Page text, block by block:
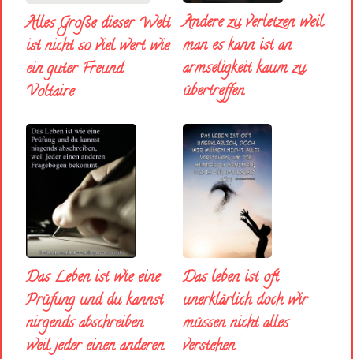
Alles Große dieser Welt
ist nicht so viel wert wie
ein guter Freund
Voltaire
Andere zu verletzen weil
man es kann ist an
armseligkeit kaum zu
übertreffen
Das Leben ist wie eine
Prüfung und du kannst
nirgends abschreiben
weil jeder einen anderen
Das leben ist oft
unerklärlich doch wir
müssen nicht alles
verstehen